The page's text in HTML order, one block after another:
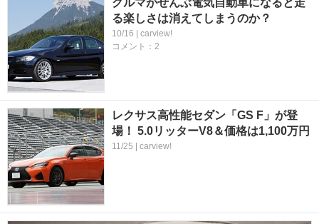
る楽しさは消えてしまうのか？
10/16 | carview!
コメント：2
レクサス高性能セダン「GS F」が登
場！ 5.0リッターV8＆価格は1,100万円
11/25 | carview!